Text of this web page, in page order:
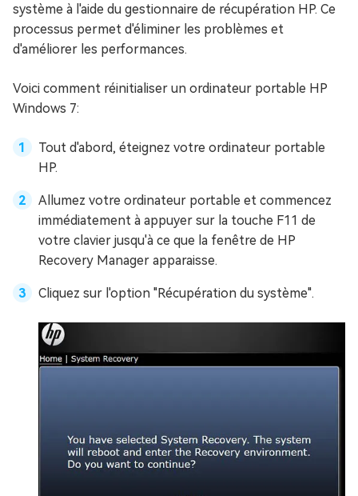
système à l'aide du gestionnaire de récupération HP. Ce
processus permet d'éliminer les problèmes et
d'améliorer les performances.
Voici comment réinitialiser un ordinateur portable HP
Windows 7:
Tout d'abord, éteignez votre ordinateur portable
HP.
Allumez votre ordinateur portable et commencez
immédiatement à appuyer sur la touche F11 de
votre clavier jusqu'à ce que la fenêtre de HP
Recovery Manager apparaisse.
Cliquez sur l'option "Récupération du système".